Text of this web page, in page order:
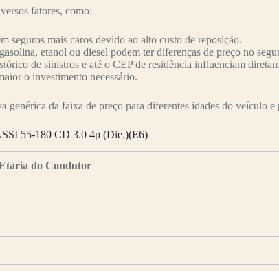
fatores, como:
seguros mais caros devido ao alto custo de reposição.
etanol ou diesel podem ter diferenças de preço no
de sinistros e até o CEP de residência influenciam
o investimento necessário.
genérica da faixa de preço para diferentes idades do veículo e
55-180 CD 3.0 4p (Die.)(E6)
do Condutor